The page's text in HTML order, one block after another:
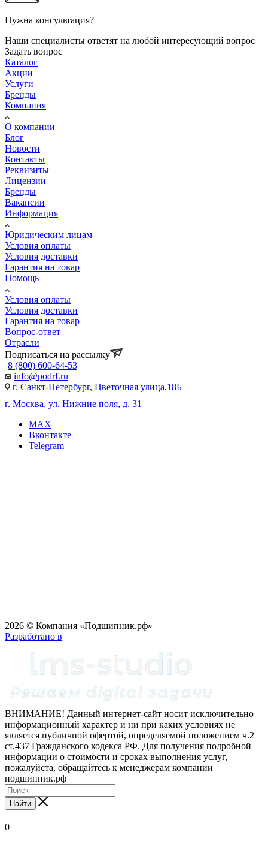
Нужна консультация?
Наши специалисты ответят на любой интересующий вопрос
Задать вопрос
Каталог
Акции
Услуги
Бренды
Компания
О компании
Блог
Новости
Контакты
Реквизиты
Лицензии
Бренды
Вакансии
Информация
Юридическим лицам
Условия оплаты
Условия доставки
Гарантия на товар
Помощь
Условия оплаты
Условия доставки
Гарантия на товар
Вопрос-ответ
Отрасли
Подписаться на рассылку
8 (800) 600-64-53
info@podrf.ru
г. Санкт-Петербург, Цветочная улица,18Б
г. Москва, ул. Нижние поля, д. 31
MAX
Вконтакте
Telegram
2026 © Компания «Подшипник.рф»
Разработано в
ВНИМАНИЕ! Данный интернет-сайт носит исключительно
информационный характер и ни при каких условиях не
является публичной офертой, определяемой положением ч.2
ст.437 Гражданского кодекса РФ. Для получения подробной
информации о стоимости и сроках выполнения услуг,
пожалуйста, обращайтесь к менеджерам компании
подшипник.рф
Найти
0